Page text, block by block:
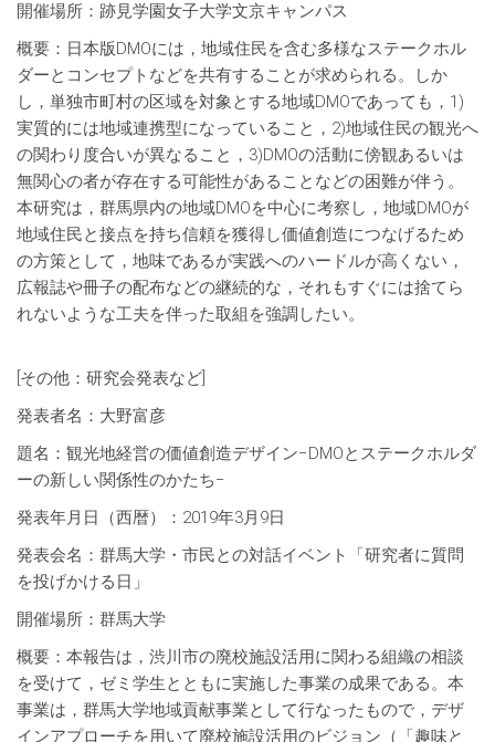
開催場所：跡見学園女子大学文京キャンパス
概要：日本版DMOには，地域住民を含む多様なステークホル
ダーとコンセプトなどを共有することが求められる。しか
し，単独市町村の区域を対象とする地域DMOであっても，1)
実質的には地域連携型になっていること，2)地域住民の観光へ
の関わり度合いが異なること，3)DMOの活動に傍観あるいは
無関心の者が存在する可能性があることなどの困難が伴う。
本研究は，群馬県内の地域DMOを中心に考察し，地域DMOが
地域住民と接点を持ち信頼を獲得し価値創造につなげるため
の方策として，地味であるが実践へのハードルが高くない，
広報誌や冊子の配布などの継続的な，それもすぐには捨てら
れないような工夫を伴った取組を強調したい。
[その他：研究会発表など]
発表者名：大野富彦
題名：観光地経営の価値創造デザイン−DMOとステークホルダ
ーの新しい関係性のかたち−
発表年月日（西暦）：2019年3月9日
発表会名：群馬大学・市民との対話イベント「研究者に質問
を投げかける日」
開催場所：群馬大学
概要：本報告は，渋川市の廃校施設活用に関わる組織の相談
を受けて，ゼミ学生とともに実施した事業の成果である。本
事業は，群馬大学地域貢献事業として行なったもので，デザ
インアプローチを用いて廃校施設活用のビジョン（「趣味と